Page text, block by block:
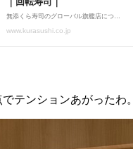
テンションあがったわ。